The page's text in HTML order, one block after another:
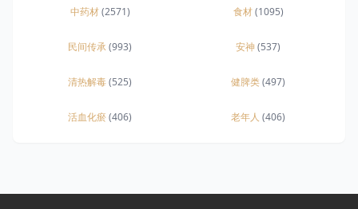
中药材(2571) 食材(1095)
民间传承(993) 安神(537)
清热解毒(525) 健脾类(497)
活血化瘀(406) 老年人 (406)